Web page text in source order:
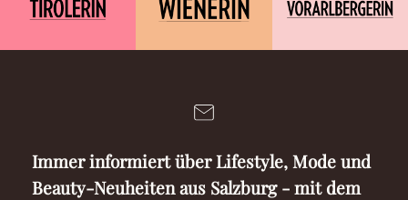
Immer informiert über Lifestyle, Mode und
Beauty-Neuheiten aus Salzburg - mit dem